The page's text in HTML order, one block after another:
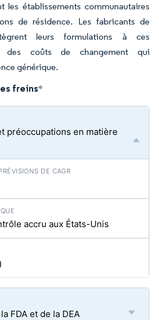
les établissements communautaires
de résidence. Les fabricants de
leurs formulations à ces
des coûts de changement qui
générique.
freins*
préoccupations en matière
accru aux États-Unis
FDA et de la DEA